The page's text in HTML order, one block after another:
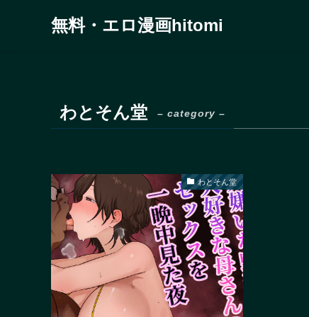
無料・エロ漫画hitomi
わとそん堂 – category –
わとそん堂